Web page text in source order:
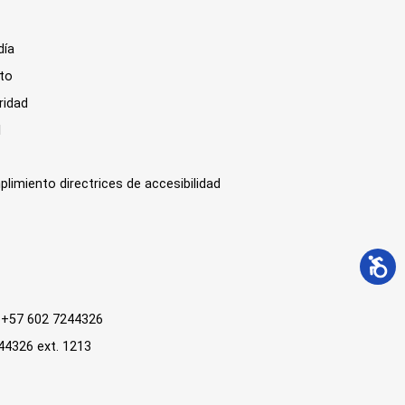
directrices de accesibilidad
602 7244326
ext. 1213